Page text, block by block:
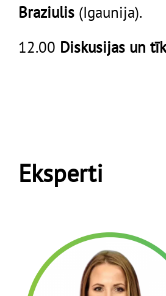
Braziulis (Igaunija).
12.00 Diskusijas un
Eksperti